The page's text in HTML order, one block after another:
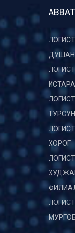
ХОРОГ
МУРГОБ